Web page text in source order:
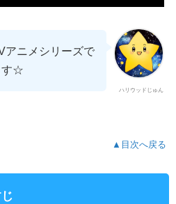
ハリウッドじゅん
アニメシリーズで
す☆
▲目次へ戻る